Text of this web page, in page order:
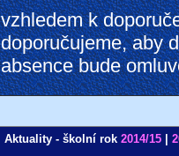
vzhledem k
doporučujeme, aby
absence bude
Aktuality - školní rok 2014/15 |